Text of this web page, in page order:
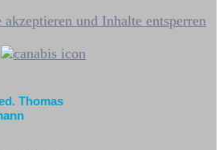
und Inhalte entsperren
Thomas